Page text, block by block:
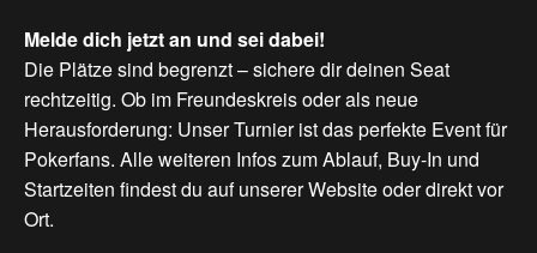
Meldedich jetztan und seidabei!
Die Plätze sind begrenzt – sichere dir deinen Seat
rechtzeitig. Ob im Freundeskreis oder als neue
Herausforderung: Unser Turnier ist das perfekte Event für
Pokerfans. Alle weiteren Infos zum Ablauf, Buy-In und
Startzeiten findest du auf unserer Website oder direkt vor
Ort.